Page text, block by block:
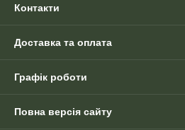
Контакти
Доставка та оплата
Графік роботи
Повна версія сайту